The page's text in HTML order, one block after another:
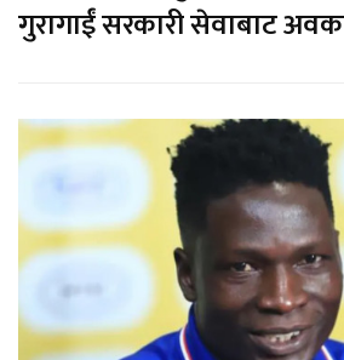
गुरागाईं सरकारी सेवाबाट